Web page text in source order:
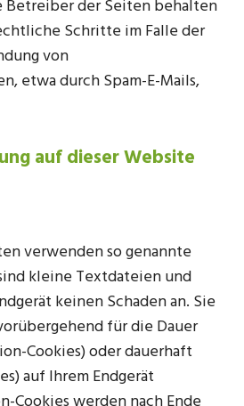
Betreiber der Seiten behalten
Schritte im Falle der
von
etwa durch Spam-E-Mails,
auf dieser Website
verwenden so genannte
kleine Textdateien und
keinen Schaden an. Sie
für die Dauer
Cookies) oder dauerhaft
auf Ihrem Endgerät